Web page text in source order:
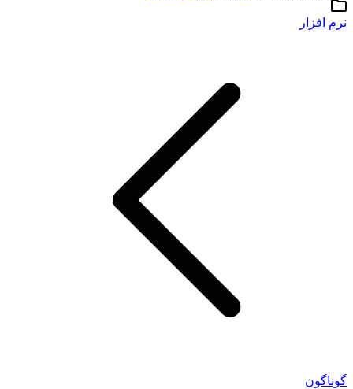
نرم افزار
گوناگون